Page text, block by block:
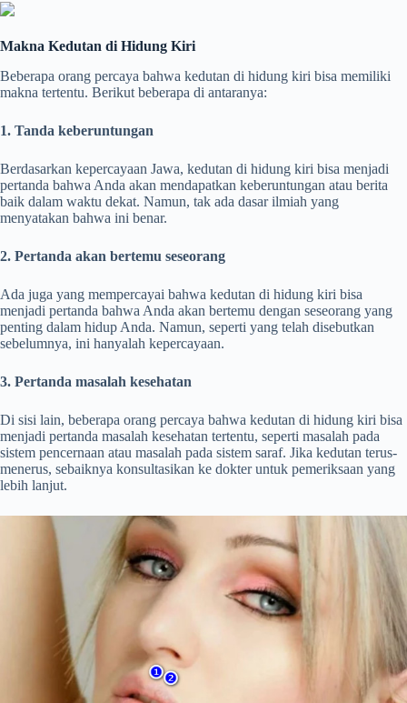
Makna Kedutan di Hidung Kiri
Beberapa orang percaya bahwa kedutan di hidung kiri bisa memiliki
makna tertentu. Berikut beberapa di antaranya:
1. Tanda keberuntungan
Berdasarkan kepercayaan Jawa, kedutan di hidung kiri bisa menjadi
pertanda bahwa Anda akan mendapatkan keberuntungan atau berita
baik dalam waktu dekat. Namun, tak ada dasar ilmiah yang
menyatakan bahwa ini benar.
2. Pertanda akan bertemu seseorang
Ada juga yang mempercayai bahwa kedutan di hidung kiri bisa
menjadi pertanda bahwa Anda akan bertemu dengan seseorang yang
penting dalam hidup Anda. Namun, seperti yang telah disebutkan
sebelumnya, ini hanyalah kepercayaan.
3. Pertanda masalah kesehatan
Di sisi lain, beberapa orang percaya bahwa kedutan di hidung kiri bisa
menjadi pertanda masalah kesehatan tertentu, seperti masalah pada
sistem pencernaan atau masalah pada sistem saraf. Jika kedutan terus-
menerus, sebaiknya konsultasikan ke dokter untuk pemeriksaan yang
lebih lanjut.